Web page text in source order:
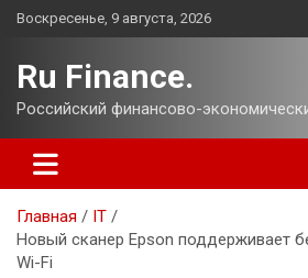
Перейти
Воскресенье, 9 августа, 2026
Ru Finance.
Российский финансово-
Главная
IT
Новый сканер Epson поддерживает
Wi-Fi